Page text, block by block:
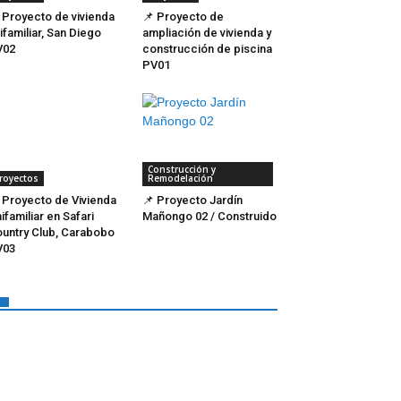
Proyecto de vivienda
San Diego
📌 Proyecto de
ampliación de vivienda y
construcción de piscina
PV01
Proyecto de Vivienda
en Safari
Club, Carabobo
Construcción y
Remodelación
📌 Proyecto Jardín
Mañongo 02 / Construido